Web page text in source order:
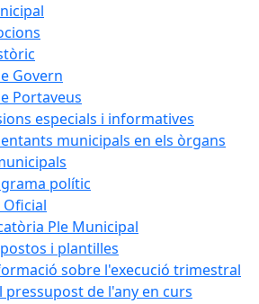
Govern
Portaveus
especials i informatives
municipals en els òrgans
polític
Ple Municipal
i plantilles
sobre l'execució trimestral
pressupost de l'any en curs